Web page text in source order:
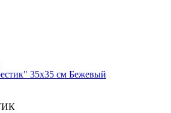
35х35 см Бежевый